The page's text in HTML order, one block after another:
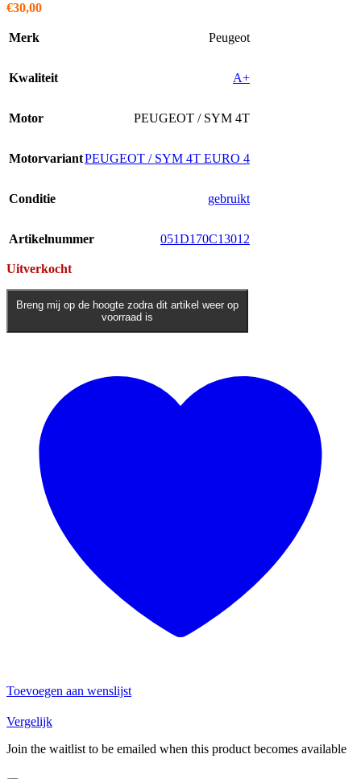
€30,00
Merk Peugeot
Kwaliteit A+
Motor PEUGEOT / SYM 4T
MotorvariantPEUGEOT / SYM 4T EURO 4
Conditie gebruikt
Artikelnummer 051D170C13012
Uitverkocht
Breng mij op de hoogte zodra dit artikel weer op
voorraad is
Toevoegen aan wenslijst
Vergelijk
Join the waitlist to be emailed when this product becomes available